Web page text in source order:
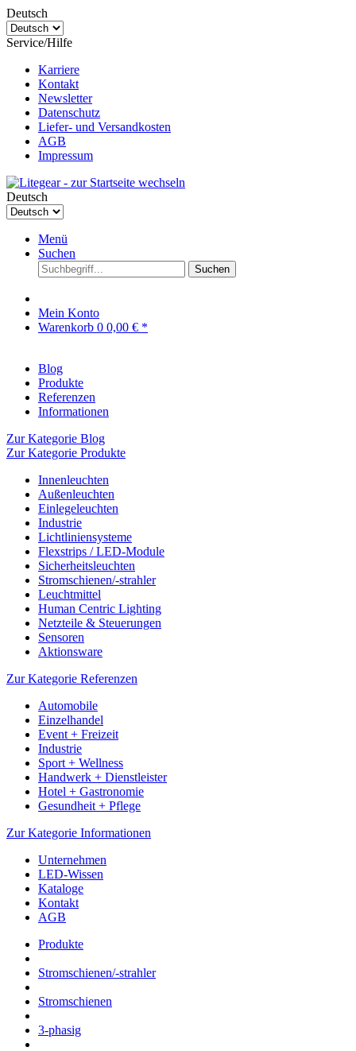
Deutsch
Service/Hilfe
Karriere
Kontakt
Newsletter
Datenschutz
Liefer- und Versandkosten
AGB
Impressum
Deutsch
Menü
Suchen
Suchen
Mein Konto
Warenkorb 0 0,00 € *
Blog
Produkte
Referenzen
Informationen
Zur Kategorie Blog
Zur Kategorie Produkte
Innenleuchten
Außenleuchten
Einlegeleuchten
Industrie
Lichtliniensysteme
Flexstrips / LED-Module
Sicherheitsleuchten
Stromschienen/-strahler
Leuchtmittel
Human Centric Lighting
Netzteile & Steuerungen
Sensoren
Aktionsware
Zur Kategorie Referenzen
Automobile
Einzelhandel
Event + Freizeit
Industrie
Sport + Wellness
Handwerk + Dienstleister
Hotel + Gastronomie
Gesundheit + Pflege
Zur Kategorie Informationen
Unternehmen
LED-Wissen
Kataloge
Kontakt
AGB
Produkte
Stromschienen/-strahler
Stromschienen
3-phasig